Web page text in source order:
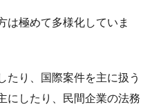
は極めて多様化していま
たり、国際案件を主に扱う
にしたり、民間企業の法務